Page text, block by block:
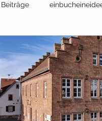
Bücherei/Bibliothek
Lieder, Reime, Fingerspiele